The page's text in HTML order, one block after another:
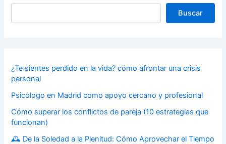
Buscar
¿Te sientes perdido en la vida? cómo afrontar una crisis
personal
Psicólogo en Madrid como apoyo cercano y profesional
Cómo superar los conflictos de pareja (10 estrategias que
funcionan)
🕰️ De la Soledad a la Plenitud: Cómo Aprovechar el Tiempo